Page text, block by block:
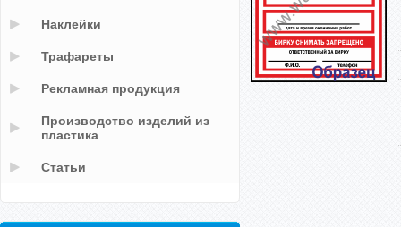
Наклейки
Трафареты
Рекламная продукция
Производство изделий из
пластика
Статьи